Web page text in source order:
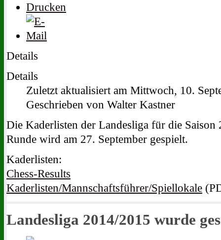
Details
Details
Zuletzt aktualisiert am Mittwoch, 10.
Geschrieben von Walter Kastner
Die Kaderlisten der Landesliga für die
Runde wird am 27. September gespielt.
Kaderlisten:
Chess-Results
Kaderlisten/Mannschaftsführer/Spiellokale
Landesliga 2014/2015 wurde